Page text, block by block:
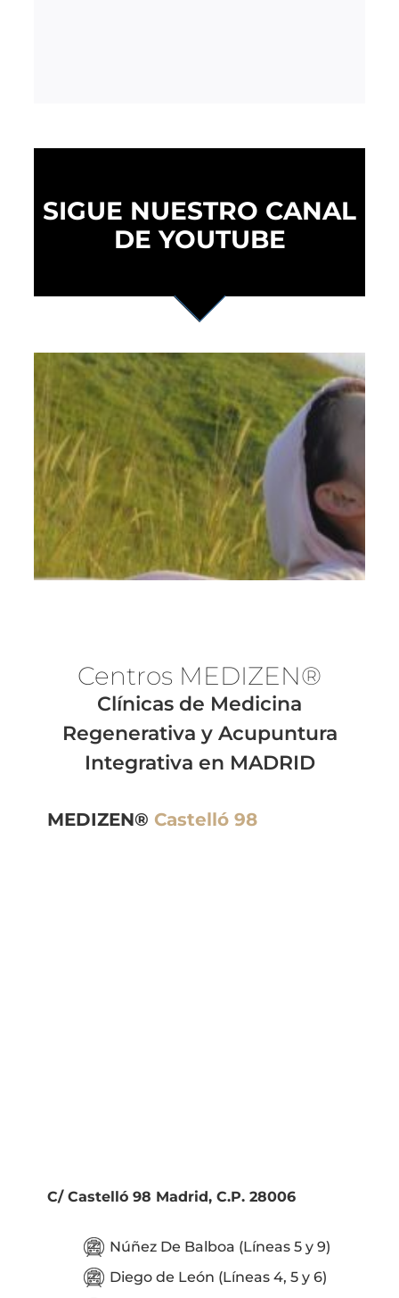
SIGUE NUESTRO CANAL
DE YOUTUBE
Centros MEDIZEN®
Clínicas de Medicina
Regenerativa y Acupuntura
Integrativa en MADRID
MEDIZEN® Castelló 98
C/ Castelló 98 Madrid, C.P. 28006
Núñez De Balboa (Líneas 5 y 9)
Diego de León (Líneas 4, 5 y 6)